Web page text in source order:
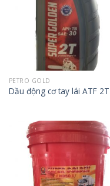
PETRO GOLD
Dầu động cơ tay lái ATF 2T